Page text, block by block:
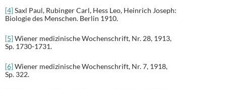
[4]Saxl Paul, Rubinger Carl, Hess Leo, Heinrich Joseph:
Biologie des Menschen. Berlin 1910.
[5]Wiener medizinische Wochenschrift, Nr. 28, 1913,
Sp. 1730-1731.
[6]Wiener medizinische Wochenschrift, Nr. 7, 1918,
Sp. 322.